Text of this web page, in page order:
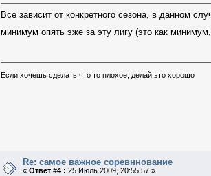
Все зависит от конкретного сезона, в данном
минимум опять эже за эту лигу (это как
Если хочешь сделать что то плохое, делай это хорошо
Re: самое важное соревннование
«Ответ #4 : 25 Июль 2009, 20:55:57 »